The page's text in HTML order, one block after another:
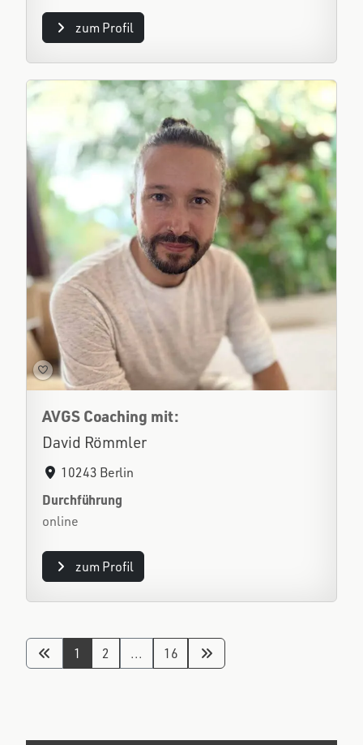
zum Profil
AVGS Coaching mit:
David Römmler
10243 Berlin
Durchführung
online
zum Profil
1 2 ... 16